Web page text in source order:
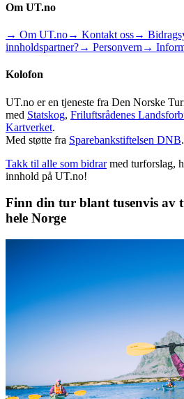
Om UT.no
→ Om UT.no→ Kontakt oss→
innholdspartner?→ Personvern →
Kolofon
UT.no er en tjeneste fra Den Norske
med Statskog, Friluftsrådenes
Kartverket.
Med støtte fra Sparebankstiftelsen DNB.
Takk til alle som bidrar med turforslag,
innhold på UT.no!
Finn din tur blant tusenvis av
hele Norge